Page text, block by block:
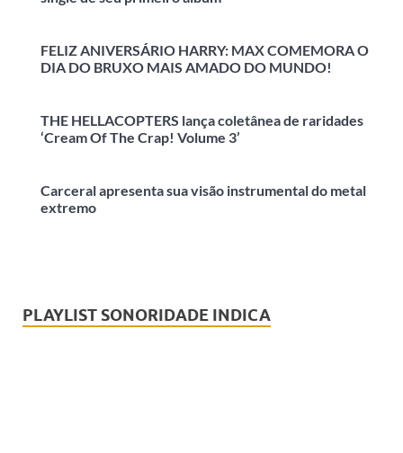
FELIZ ANIVERSÁRIO HARRY: MAX COMEMORA O
DIA DO BRUXO MAIS AMADO DO MUNDO!
THE HELLACOPTERS lança coletânea de raridades
‘Cream Of The Crap! Volume 3’
Carceral apresenta sua visão instrumental do metal
extremo
PLAYLIST SONORIDADE INDICA